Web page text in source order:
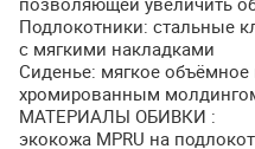
Подлокотники: стальные
с мягкими накладками
Сиденье: мягкое объёмное
хромированным
МАТЕРИАЛЫ ОБИВКИ :
экокожа MPRU на